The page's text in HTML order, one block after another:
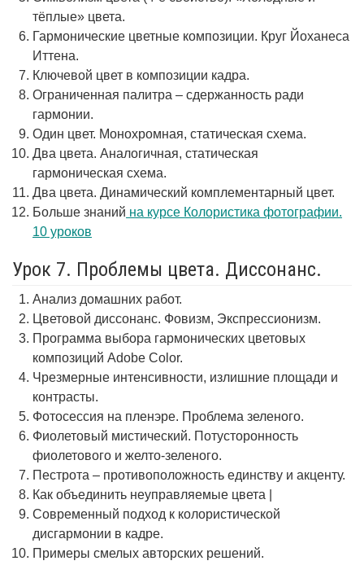
тёплые» цвета.
Гармонические цветные композиции. Круг Йоханеса
Иттена.
Ключевой цвет в композиции кадра.
Ограниченная палитра – сдержанность ради
гармонии.
Один цвет. Монохромная, статическая схема.
Два цвета. Аналогичная, статическая
гармоническая схема.
Два цвета. Динамический комплементарный цвет.
Больше знаний на курсе Колористика фотографии.
10 уроков
Урок 7. Проблемы цвета. Диссонанс.
Анализ домашних работ.
Цветовой диссонанс. Фовизм, Экспрессионизм.
Программа выбора гармонических цветовых
композиций Adobe Color.
Чрезмерные интенсивности, излишние площади и
контрасты.
Фотосессия на пленэре. Проблема зеленого.
Фиолетовый мистический. Потусторонность
фиолетового и желто-зеленого.
Пестрота – противоположность единству и акценту.
Как объединить неуправляемые цвета |
Современный подход к колористической
дисгармонии в кадре.
Примеры смелых авторских решений.